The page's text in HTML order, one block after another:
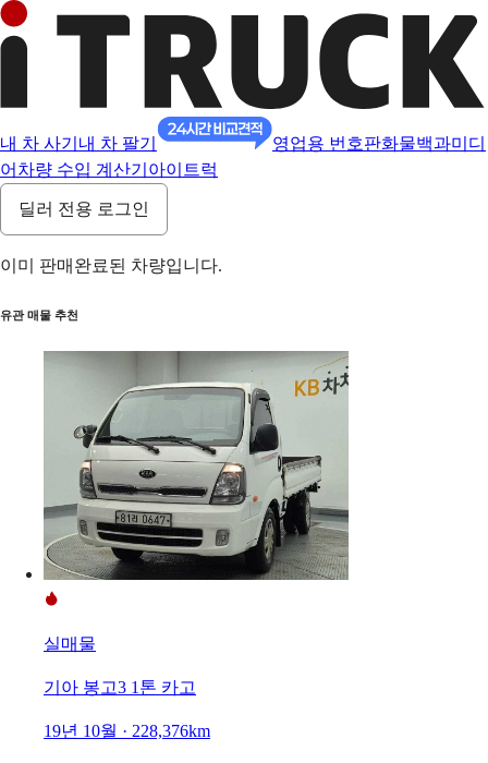
내 차 사기 내 차 팔기 영업용 번호판화물백과미디
어 차량 수입 계산기 아이트럭
딜러 전용 로그인
이미 판매완료된 차량입니다.
유관 매물 추천
실매물
기아 봉고3 1톤 카고
19년 10월 · 228,376km